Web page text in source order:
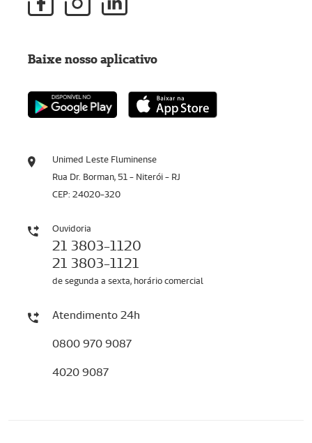
Unimed Leste Fluminense
Rua Dr. Borman, 51 - Niterói - RJ
CEP: 24020-320
Ouvidoria
21 3803-1120
21 3803-1121
de segunda a sexta, horário comercial
Atendimento 24h
0800 970 9087
4020 9087
Baixe nosso aplicativo